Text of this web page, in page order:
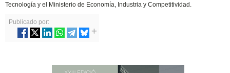
Tecnología y el Ministerio de Economía, Industria y Competitividad.
Publicado por: